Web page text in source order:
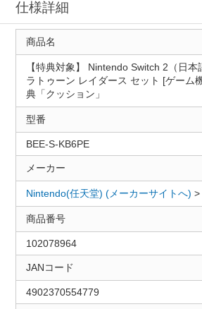
仕様詳細
商品名
【特典対象】 Nintendo Switch 2（日
ラトゥーン レイダース セット [ゲーム
典「クッション」
型番
BEE-S-KB6PE
メーカー
Nintendo(任天堂) (メーカーサイトへ) >
商品番号
102078964
JANコード
4902370554779